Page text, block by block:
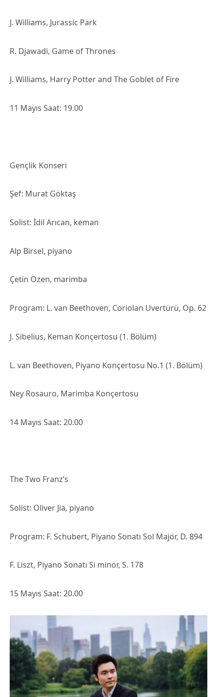
J. Williams, Jurassic Park
R. Djawadi, Game of Thrones
J. Williams, Harry Potter and The Goblet of Fire
11 Mayıs Saat: 19.00
Gençlik Konseri
Şef: Murat Göktaş
Solist: İdil Arıcan, keman
Alp Birsel, piyano
Çetin Özen, marimba
Program: L. van Beethoven, Coriolan Uvertürü, Op. 62
J. Sibelius, Keman Konçertosu (1. Bölüm)
L. van Beethoven, Piyano Konçertosu No.1 (1. Bölüm)
Ney Rosauro, Marimba Konçertosu
14 Mayıs Saat: 20.00
The Two Franz’s
Solist: Oliver Jia, piyano
Program: F. Schubert, Piyano Sonatı Sol Majör, D. 894
F. Liszt, Piyano Sonatı Si minör, S. 178
15 Mayıs Saat: 20.00